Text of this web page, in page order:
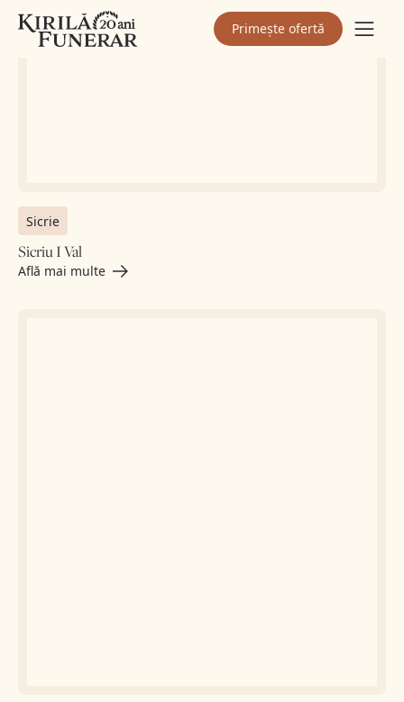
Primește ofertă
Sicrie
Sicriu I Val
Află mai multe